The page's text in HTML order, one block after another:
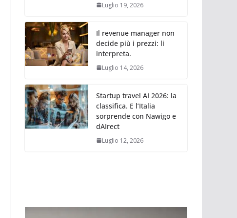
Luglio 19, 2026
Il revenue manager non
decide più i prezzi: li
interpreta.
Luglio 14, 2026
Startup travel AI 2026: la
classifica. E l’Italia
sorprende con Nawigo e
dAIrect
Luglio 12, 2026